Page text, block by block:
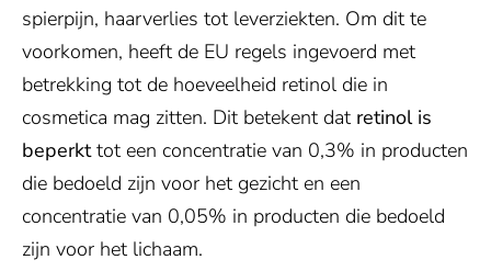
spierpijn, haarverlies tot leverziekten. Om dit te
voorkomen, heeft de EU regels ingevoerd met
betrekking tot de hoeveelheid retinol die in
cosmetica mag zitten. Dit betekent dat retinol is
beperkttot een concentratie van 0,3% in producten
die bedoeld zijn voor het gezicht en een
concentratie van 0,05% in producten die bedoeld
zijn voor het lichaam.